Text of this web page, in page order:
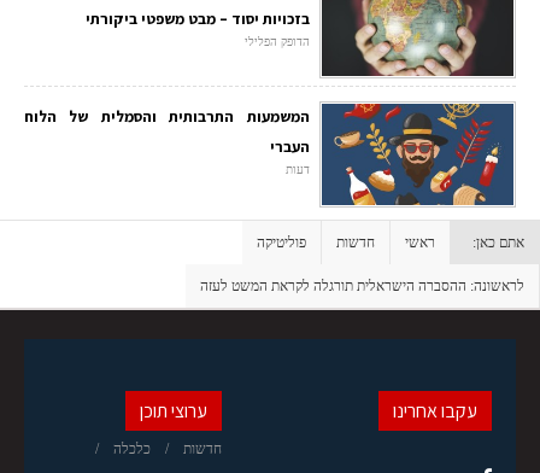
בזכויות יסוד – מבט משפטי ביקורתי
הדופק הפלילי
המשמעות התרבותית והסמלית של הלוח
העברי
דעות
אתם כאן: ראשי חדשות פוליטיקה
לראשונה: ההסברה הישראלית תורגלה לקראת המשט לעזה
ערוצי תוכן
חדשות כלכלה
עקבו אחרינו